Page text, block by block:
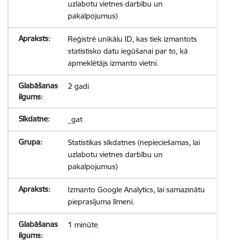
uzlabotu vietnes darbību un
pakalpojumus)
Reģistrē unikālu ID, kas tiek izmantots
statistisko datu iegūšanai par to, kā
apmeklētājs izmanto vietni.
2 gadi
_gat
Statistikas sīkdatnes (nepieciešamas, lai
uzlabotu vietnes darbību un
pakalpojumus)
Izmanto Google Analytics, lai samazinātu
pieprasījuma līmeni.
1 minūte